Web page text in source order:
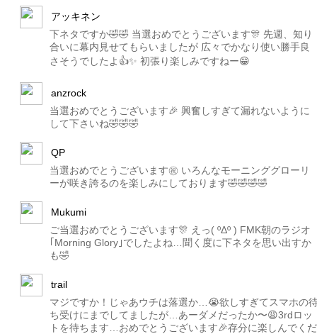
アッキネン
下ネタですか🤣🤣 当選おめでとうございます🎊 先週、知り
合いに幕内見せてもらいましたが 広々でかなり使い勝手良
さそうでしたよ👍✨ 初張り楽しみですねー😁
anzrock
当選おめでとうございます🎉 興奮しすぎて漏れないように
して下さいね🤣🤣🤣
QP
当選おめでとうございます㊗️ いろんなモーニンググローリ
ーが咲き誇るのを楽しみにしております🤣🤣🤣🤣
Mukumi
ご当選おめでとうございます🎊 えっ( ºΔº ) FMK朝のラジオ
｢Morning Glory｣でしたよね…聞く度に下ネタを思い出すか
も🤣
trail
マジですか！じゃあウチは落選か…😭欲しすぎてスマホの
ち受けにまでしてましたが…あーダメだったか〜😩3rdロッ
トを待ちます…おめでとうございます🎉存分に楽しんでくだ